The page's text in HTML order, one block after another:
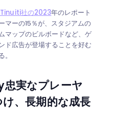
Tinuiti社の2023年のレポート
マーの15％が、スタジアムの
マップのビルボードなど、ゲ
ド広告が登場することを好む
実なプレーヤ
、長期的な成長